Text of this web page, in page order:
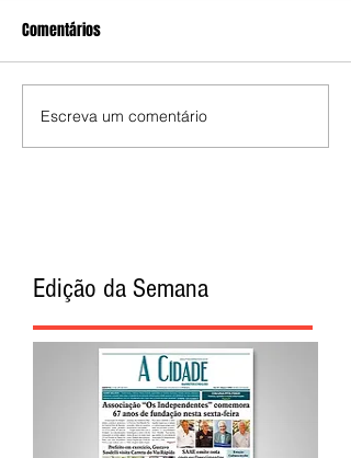
Comentários
Escreva um comentário
Edição da Semana